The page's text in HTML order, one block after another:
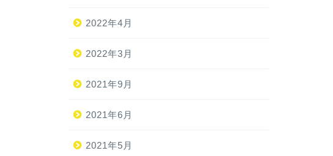
2022年4月
2022年3月
2021年9月
2021年6月
2021年5月